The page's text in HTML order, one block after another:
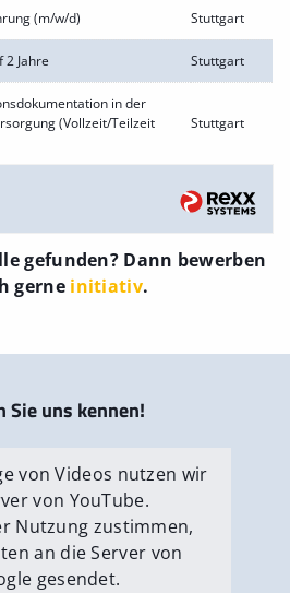
(m/w/d) Stuttgart
Jahre Stuttgart
in der
(Vollzeit/Teilzeit
Stuttgart
gefunden? Dann bewerben
gerne initiativ.
Sie uns kennen!
von Videos nutzen wir
von YouTube.
Nutzung zustimmen,
an die Server von
gesendet.